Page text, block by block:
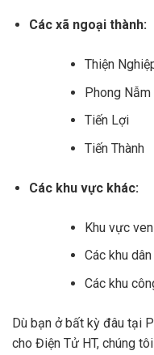
Các xã ngoại thành:
Thiện
Phong Nẫm
Tiến Lợi
Tiến Thành
Các khu vực khác:
Khu vực
Các khu
Các khu
Dù bạn ở bất kỳ đâu tại
cho Điện Tử HT, chúng